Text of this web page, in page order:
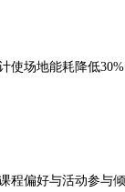
使场地能耗降低
程偏好与活动参与